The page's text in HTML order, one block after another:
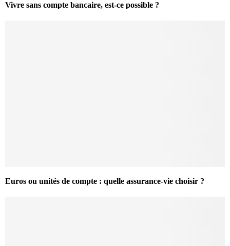
Vivre sans compte bancaire, est-ce possible ?
Euros ou unités de compte : quelle assurance-vie choisir ?